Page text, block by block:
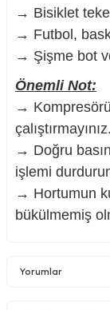
→ Bisiklet
→ Futbol,
→ Şişme bot
Önemli Not:
→
çalıştırmayınız.
→ Doğru
işlemi
→ Hortumun
bükülmemiş
Yorumlar